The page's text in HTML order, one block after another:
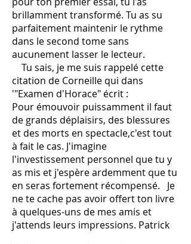
brillamment transformé. Tu as su
parfaitement maintenir le rythme
dans le second tome sans
aucunement lasser le lecteur.
Tu sais, je me suis rappelé cette
citation de Corneille qui dans
'"Examen d'Horace" écrit :
Pour émouvoir puissamment il faut
de grands déplaisirs, des blessures
et des morts en spectacle,c'est tout
à fait le cas. J'imagine
l'investissement personnel que tu y
as mis et j'espère ardemment que tu
en seras fortement récompensé. Je
ne te cache pas avoir offert ton livre
à quelques-uns de mes amis et
j'attends leurs impressions. Patrick